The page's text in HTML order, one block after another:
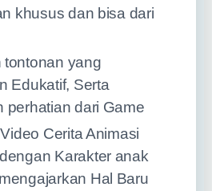
khusus dan bisa dari
tontonan yang
Edukatif, Serta
perhatian dari Game
Cerita Animasi
Karakter anak
Hal Baru